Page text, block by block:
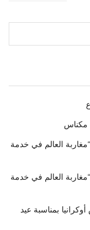
مكناس
العالم في خدمة
العالم في خدمة
بمناسبة عيد